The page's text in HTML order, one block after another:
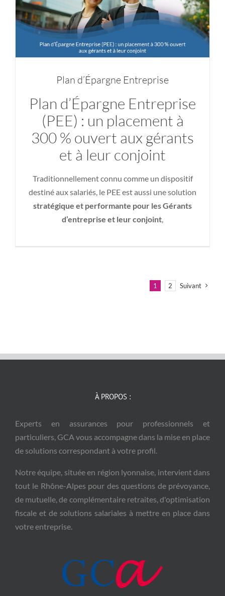
Plan d’Épargne Entreprise
Plan d’Épargne Entreprise
(PEE) : un placement à
300 % ouvert aux gérants
et à leur conjoint
Traditionnellement connu comme un dispositif
destiné aux salariés, le PEE est aussi une solution
stratégique et performante pour les Gérants
d’entreprise et leur conjoint,
1 2 Suivant
À PROPOS :
Experts en assurances pour professionnels et
particuliers, GCA vous accompagne dans la mise en place
de solutions correspondant à votre profil.
Notre équipe, située en région lyonnaise, intervient dans
tout le Rhône-Alpes pour des questions de prévoyance,
de mutuelle, de complémentaire retraites, d'optimisation
fiscale et de solutions salariales à mettre en place dans
votre entreprise.